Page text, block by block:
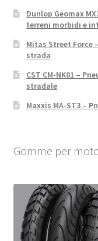
Dunlop Geomax
terreni morbidi e
Mitas Street Force
strada
CST CM-NK01 –
stradale
Maxxis MA-ST3 –
Gomme per